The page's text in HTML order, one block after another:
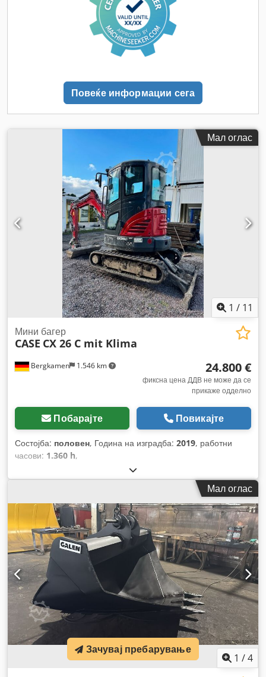
Повеќе информации сега
Мал оглас
1 / 11
Bergkamen 1.546 km
Мини багер
CASE CX 26 C mit Klima
24.800 €
фиксна цена ДДВ не може да се
прикаже одделно
Побарајте Повикајте
Состојба: половен, Година на изградба: 2019, работни
часови: 1.360 h,
Мал оглас
1 /4
Зачувај пребарување